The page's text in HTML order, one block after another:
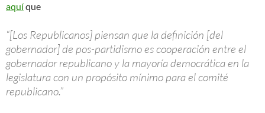
aquíque
“[Los Republicanos] piensan que la definición [del
gobernador] de pos-partidismo es cooperación entre el
gobernador republicano y la mayoría democrática en la
legislatura con un propósito mínimo para el comité
republicano.”